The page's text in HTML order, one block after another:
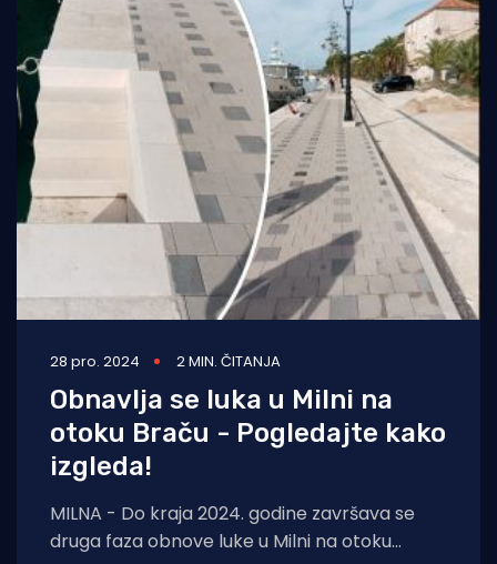
28 pro. 2024 2 MIN. ČITANJA
Obnavlja se luka u Milni na
otoku Braču - Pogledajte kako
izgleda!
MILNA - Do kraja 2024. godine završava se
druga faza obnove luke u Milni na otoku